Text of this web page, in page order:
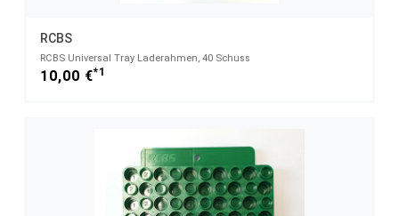
RCBS
RCBS Universal Tray Laderahmen, 40 Schuss
10,00 €*1